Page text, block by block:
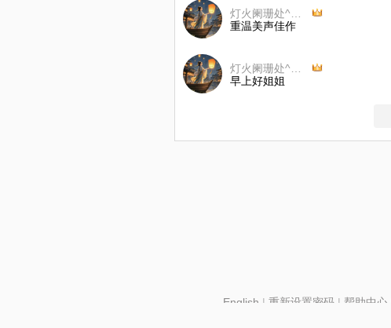
重温美声佳作
早上好姐姐
English | 重新设置密码| 帮助中心